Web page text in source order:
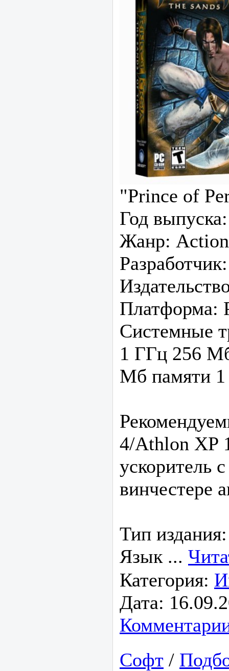
"Prince of
Год
Жанр: Action
Платформа:
Системные
1 ГГц 256
Мб памяти 1
4/Athlon XP
ускоритель
винчестере
Тип
Язык ...
Категория:
Дата:
Софт /